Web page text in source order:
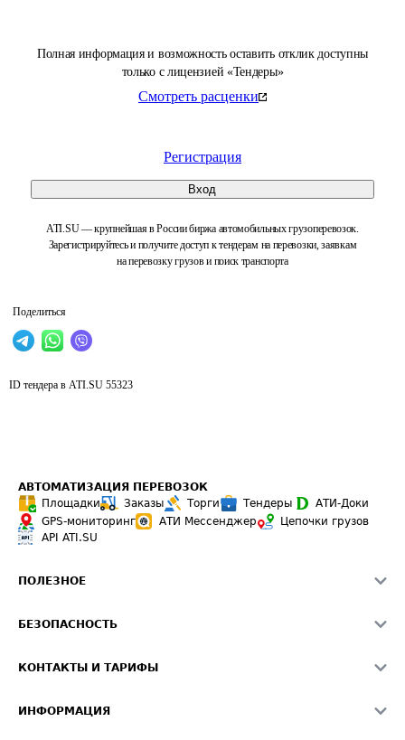
Полная информация и возможность оставить отклик доступны
только с лицензией «Тендеры»
Смотреть расценки
Регистрация
Вход
ATI.SU — крупнейшая в России биржа автомобильных грузоперевозок.
Зарегистрируйтесь и получите доступ к тендерам на перевозки, заявкам
на перевозку грузов и поиск транспорта
Поделиться
ID тендера в ATI.SU 55323
АВТОМАТИЗАЦИЯ ПЕРЕВОЗОК
Площадки
Заказы Торги Тендеры
АТИ-Доки
GPS-мониторинг
АТИ Мессенджер
Цепочки грузов
API ATI.SU
ПОЛЕЗНОЕ
Звезды ATI.SU на вашем сайте
Средние ставки
БЕЗОПАСНОСТЬ
Светофор+
КОНТАКТЫ И ТАРИФЫ
ИНФОРМАЦИЯ